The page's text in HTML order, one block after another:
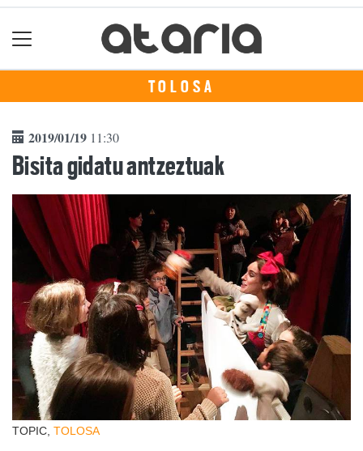
TOLOSA
2019/01/19 11:30
Bisita gidatu antzeztuak
TOPIC, TOLOSA